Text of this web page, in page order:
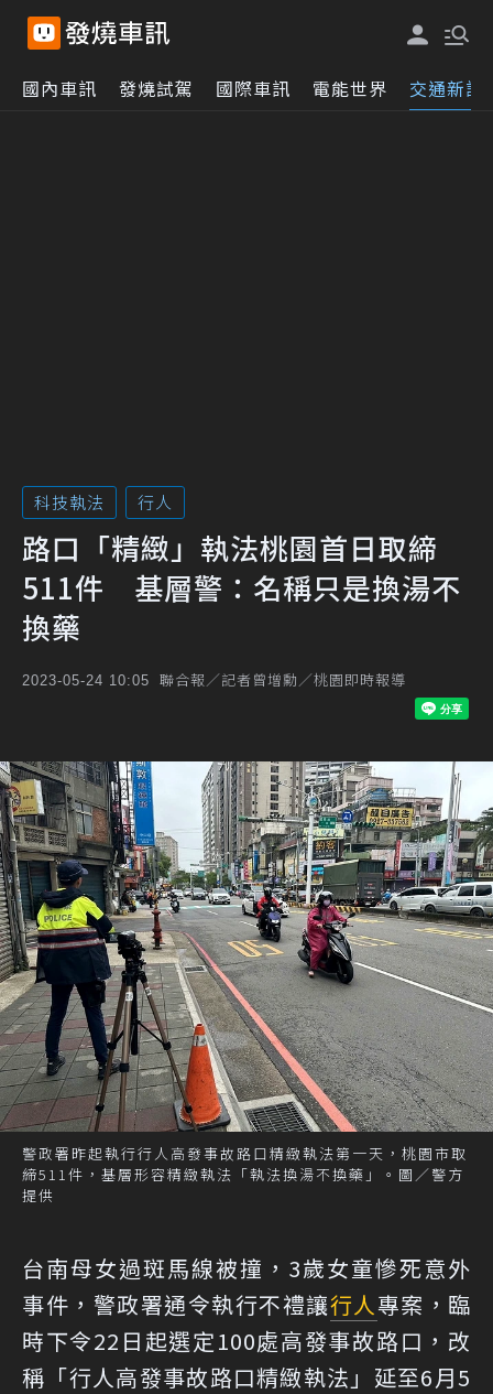
國內車訊 發燒試駕 國際車訊 電能世界 交通新訊
科技執法 行人
路口「精緻」執法桃園首日取締
511件 基層警：名稱只是換湯不
換藥
2023-05-24 10:05 聯合報／記者曾增勳／桃園即時報導
警政署昨起執行行人高發事故路口精緻執法第一天，桃園市取
締511件，基層形容精緻執法「執法換湯不換藥」。圖／警方
提供
台南母女過斑馬線被撞，3歲女童慘死意外
事件，警政署通令執行不禮讓行人專案，臨
時下令22日起選定100處高發事故路口，改
稱「行人高發事故路口精緻執法」延至6月5